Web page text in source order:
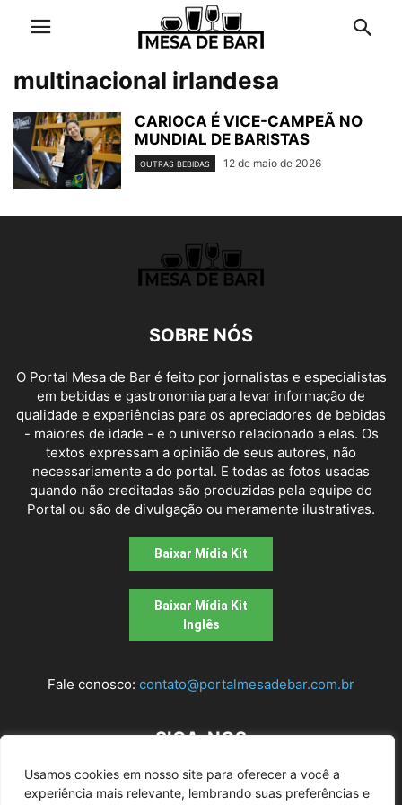
Usamos cookies em nosso site para oferecer a você a
experiência mais relevante, lembrando suas preferências e
multinacional irlandesa
CARIOCA É VICE-CAMPEÃ NO
MUNDIAL DE BARISTAS
OUTRAS BEBIDAS 12 de maio de 2026
SOBRE NÓS
O Portal Mesa de Bar é feito por jornalistas e especialistas
em bebidas e gastronomia para levar informação de
qualidade e experiências para os apreciadores de bebidas
- maiores de idade - e o universo relacionado a elas. Os
textos expressam a opinião de seus autores, não
necessariamente a do portal. E todas as fotos usadas
quando não creditadas são produzidas pela equipe do
Portal ou são de divulgação ou meramente ilustrativas.
Baixar Mídia Kit
Baixar Mídia Kit
Inglês
Fale conosco: contato@portalmesadebar.com.br
SIGA-NOS